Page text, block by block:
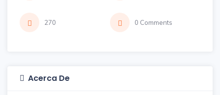
270 0 Comments
Acerca De